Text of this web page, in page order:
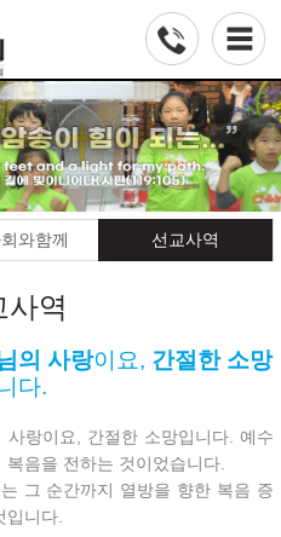
와함께 선교사역
사역
의 사랑이요, 간절한 소망
다.
랑이요, 간절한 소망입니다. 예수
음을 전하는 것이었습니다.
그 순간까지 열방을 향한 복음 증
니다.